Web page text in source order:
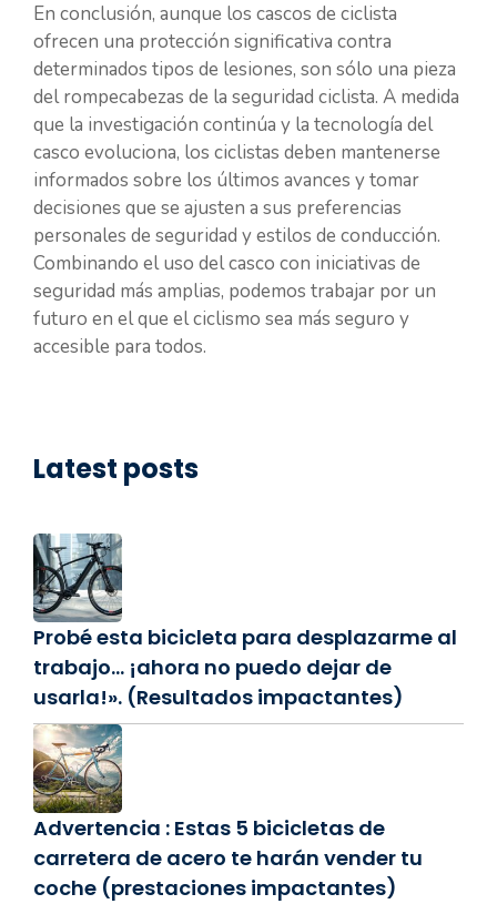
En conclusión, aunque los cascos de ciclista
ofrecen una protección significativa contra
determinados tipos de lesiones, son sólo una pieza
del rompecabezas de la seguridad ciclista. A medida
que la investigación continúa y la tecnología del
casco evoluciona, los ciclistas deben mantenerse
informados sobre los últimos avances y tomar
decisiones que se ajusten a sus preferencias
personales de seguridad y estilos de conducción.
Combinando el uso del casco con iniciativas de
seguridad más amplias, podemos trabajar por un
futuro en el que el ciclismo sea más seguro y
accesible para todos.
Latest posts
Probé esta bicicleta para desplazarme al
trabajo… ¡ahora no puedo dejar de
usarla!». (Resultados impactantes)
Advertencia : Estas 5 bicicletas de
carretera de acero te harán vender tu
coche (prestaciones impactantes)